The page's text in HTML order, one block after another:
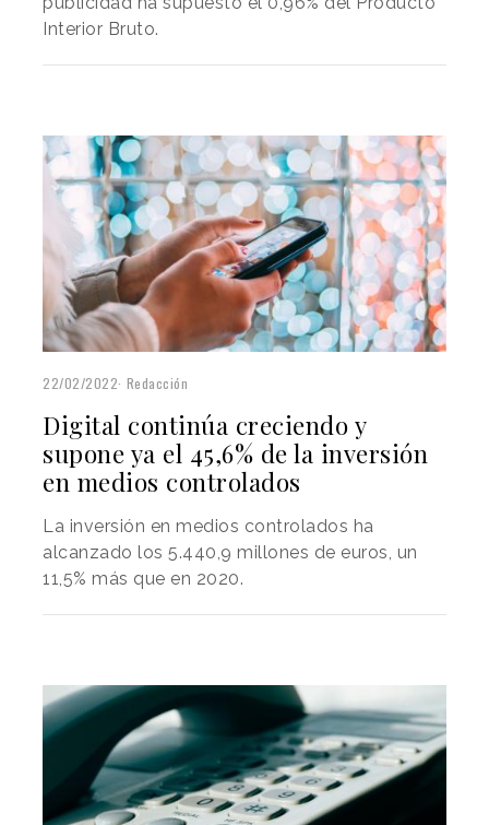
Interior Bruto.
22/02/2022 Redacción
Digital continúa creciendo y
supone ya el 45,6% de la inversión
en medios controlados
La inversión en medios controlados ha
alcanzado los 5.440,9 millones de euros, un
11,5% más que en 2020.